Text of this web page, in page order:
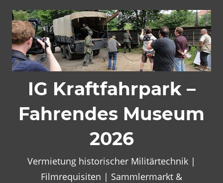
Inhalt
springen
IG Kraftfahrpark –
Fahrendes Museum
2026
Vermietung historischer Militärtechnik |
Filmrequisiten | Sammlermarkt &